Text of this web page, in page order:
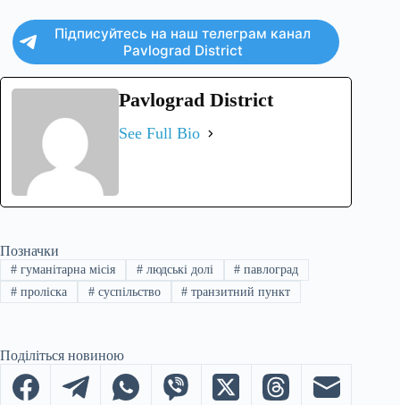
Підписуйтесь на наш телеграм канал
Pavlograd District
Pavlograd District
See Full Bio
Позначки
#гуманітарна місія #людські долі # павлоград
#проліска #суспільство # транзитний пункт
Поділіться новиною